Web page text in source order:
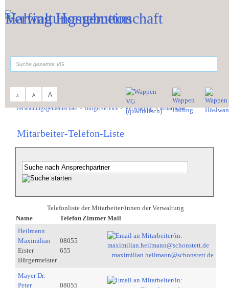
A A A
Verwaltungsgemeinschaft>Bürgerservice>Verwaltung>Mitarbeiter
Mitarbeiter-Telefon-Liste
Telefonliste der Mitarbeiter/innen der Verwaltung
Name
Telefon ZimmerMail
Heilmann
Maximilian
Erster
Bürgermeister
08055
655
maximilian.heilmann@schonstett.de
Mayer Dr.
Peter
08055